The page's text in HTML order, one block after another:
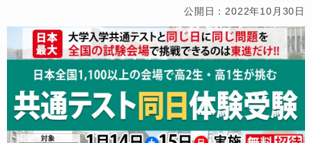
公開日：2022年10月30日